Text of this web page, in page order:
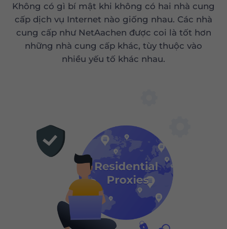
Không có gì bí mật khi không có hai nhà cung
cấp dịch vụ Internet nào giống nhau. Các nhà
cung cấp như NetAachen được coi là tốt hơn
những nhà cung cấp khác, tùy thuộc vào
nhiều yếu tố khác nhau.